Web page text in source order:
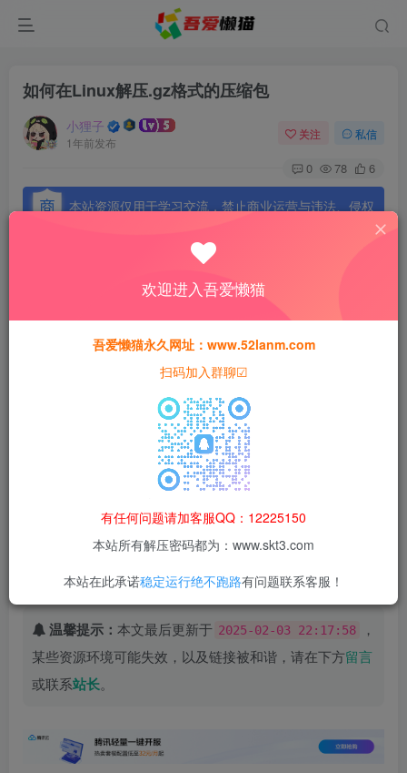
如何在Linux解压.gz格式的压缩包
小狸子
1年前发布
关注 私信
0 78 6
本站资源仅用于学习交流，禁止商业运营与违法、侵权
果由使用者自行承担。
如何在Linux解压.gz格式的压缩包
如果要解压一个名为skt3com.tar.gz的文件，可以使用如下命
tar zxvf skt3com. tar.gz
温馨提示： 本文最后更新于 2025-02-03 22:17:58
，
某些资源环境可能失效，以及链接被和谐，请在下方留言
或联系站长。
欢迎进入吾爱懒猫
吾爱懒猫永久网址：www.52lanm.com
扫码加入群聊☑
有任何问题请加客服QQ：12225150
本站所有解压密码都为：www.skt3.com
本站在此承诺稳定运行绝不跑路有问题联系客服！